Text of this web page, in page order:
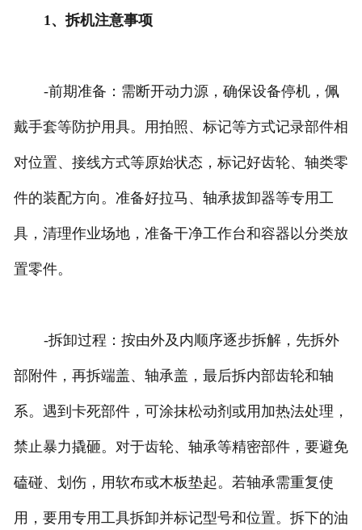
1、拆机注意事项
-前期准备：需断开动力源，确保设备停机，佩
戴手套等防护用具。用拍照、标记等方式记录部件相
对位置、接线方式等原始状态，标记好齿轮、轴类零
件的装配方向。准备好拉马、轴承拔卸器等专用工
具，清理作业场地，准备干净工作台和容器以分类放
置零件。
-拆卸过程：按由外及内顺序逐步拆解，先拆外
部附件，再拆端盖、轴承盖，最后拆内部齿轮和轴
系。遇到卡死部件，可涂抹松动剂或用加热法处理，
禁止暴力撬砸。对于齿轮、轴承等精密部件，要避免
磕碰、划伤，用软布或木板垫起。若轴承需重复使
用，要用专用工具拆卸并标记型号和位置。拆下的油